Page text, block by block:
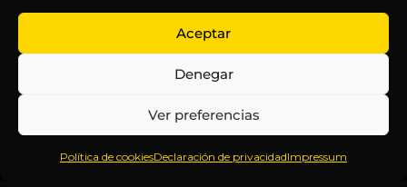
Aceptar
Denegar
Ver preferencias
Política de cookiesDeclaración de privacidadImpressum
Inteligencia
Anticipándonos
EXPLORA
Inicio
Sobre
Contenido
Webinars
LEGAL
Política
de
Términos y
Aviso
SÍGUENOS